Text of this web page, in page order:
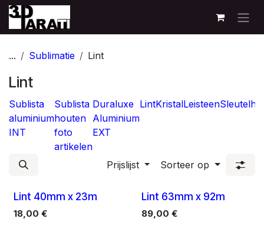
Overslaan naar inhoud
... Sublimatie Lint
Lint
Sublista
aluminium
INT
Sublista
houten
foto
artikelen
Duraluxe
Aluminium
EXT
LintKristalLeisteen
Prijslijst Sorteer op
Lint 40mm x 23m
18,00 €
Lint 63mm x 92m
89,00 €